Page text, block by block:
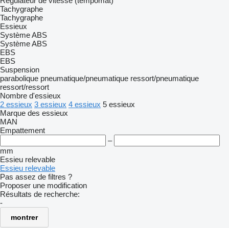
Tachygraphe
Tachygraphe
Essieux
Système ABS
Système ABS
EBS
EBS
Suspension
parabolique pneumatique/pneumatique ressort/pneumatique
ressort/ressort
Nombre d'essieux
2 essieux 3 essieux 4 essieux 5 essieux
Marque des essieux
MAN
Empattement
–
mm
Essieu relevable
Essieu relevable
Pas assez de filtres ?
Proposer une modification
Résultats de recherche:
-
montrer